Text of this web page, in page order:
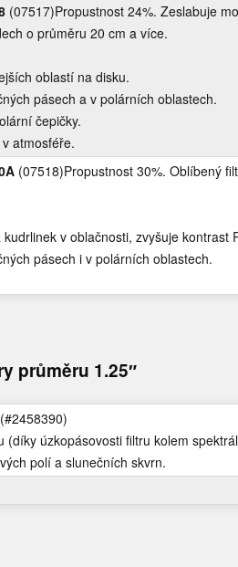
(07517)Propustnost 24%. Zeslabuje
o průměru 20 cm a více.
oblastí na disku.
pásech a v polárních oblastech.
čepičky.
atmosféře.
(07518)Propustnost 30%. Oblíbený
v oblačnosti, zvyšuje kontrast
pásech i v polárních oblastech.
průměru 1.25″
(díky úzkopásovosti filtru kolem
polí a slunečních skvrn.